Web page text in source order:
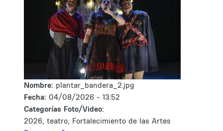
Nombre: plantar_bandera_2.jpg
Fecha: 04/08/2026 - 13:52
Categorías Foto/Video:
2026, teatro, Fortalecimiento de las Artes